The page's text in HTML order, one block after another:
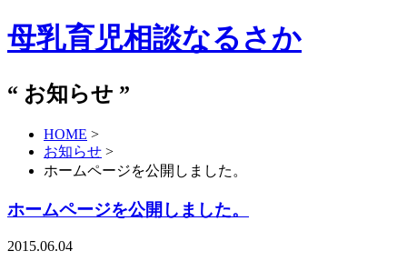
母乳育児相談なるさか
“ お知らせ ”
HOME >
お知らせ >
ホームページを公開しました。
ホームページを公開しました。
2015.06.04